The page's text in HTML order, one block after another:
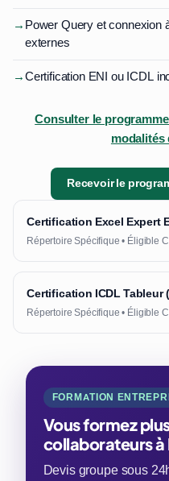
→ Power Query et connexion
externes
→Certification ENI ou ICDL
Consulter le
Recevoir le
Certification Excel Expert
Répertoire Spécifique • Éligible
Certification ICDL Tableur
Répertoire Spécifique • Éligible
FORMATION
Vous formez
collaborateurs à
Devis groupe sous